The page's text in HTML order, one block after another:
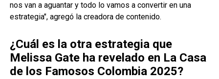
nos van a aguantar y todo lo vamos a convertir en una
estrategia", agregó la creadora de contenido.
¿Cuál es la otra estrategia que
Melissa Gate ha revelado en La Casa
de los Famosos Colombia 2025?